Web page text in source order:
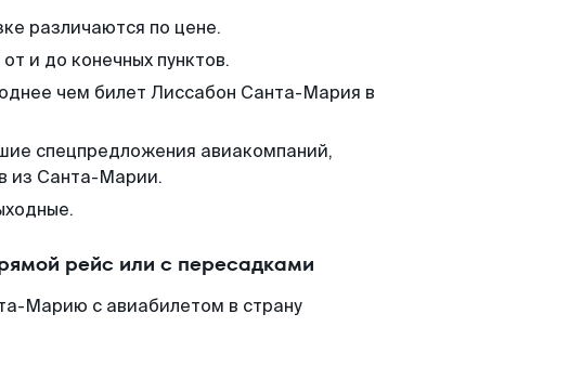
различаются по цене.
и до конечных пунктов.
чем билет Лиссабон Санта-Мария в
спецпредложения авиакомпаний,
из Санта-Марии.
рейс или с пересадками
Марию с авиабилетом в страну